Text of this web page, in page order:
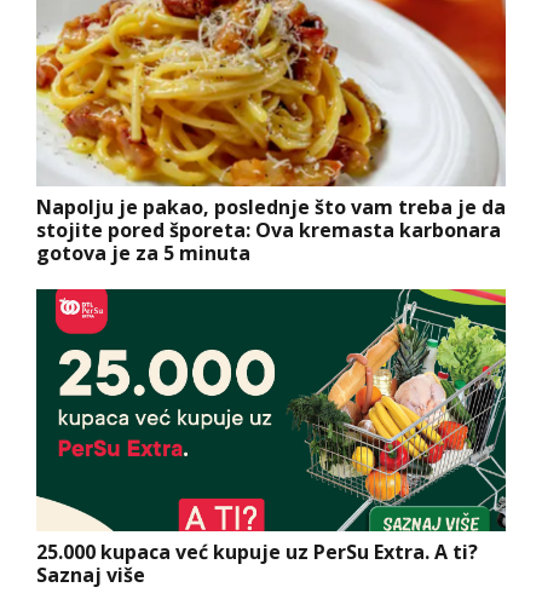
Napolju je pakao, poslednje što vam treba je da
stojite pored šporeta: Ova kremasta karbonara
gotova je za 5 minuta
25.000 kupaca već kupuje uz PerSu Extra. A ti?
Saznaj više